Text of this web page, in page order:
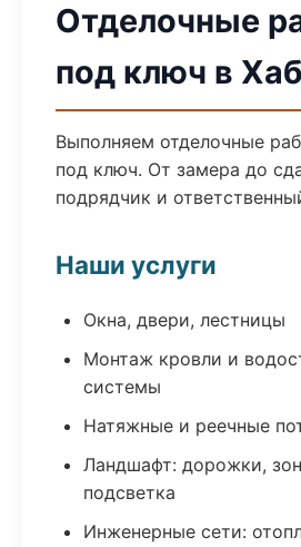
Отделочные
под ключ в
Выполняем отделочные
под ключ. От замера до
подрядчик и
Наши услуги
Окна, двери, лестницы
Монтаж кровли и
системы
Натяжные и реечные
Ландшафт: дорожки,
подсветка
Инженерные сети: